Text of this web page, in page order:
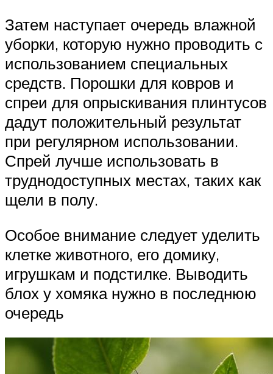
Затем наступает очередь влажной
уборки, которую нужно проводить с
использованием специальных
средств. Порошки для ковров и
спреи для опрыскивания плинтусов
дадут положительный результат
при регулярном использовании.
Спрей лучше использовать в
труднодоступных местах, таких как
щели в полу.
Особое внимание следует уделить
клетке животного, его домику,
игрушкам и подстилке. Выводить
блох у хомяка нужно в последнюю
очередь